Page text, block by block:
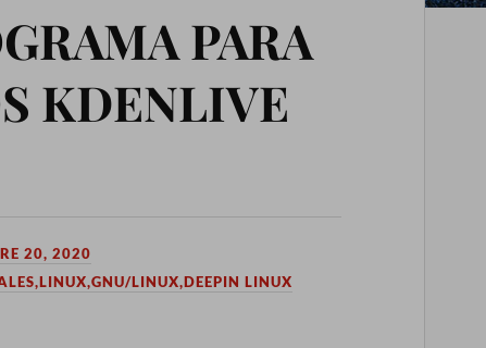
PARA
KDENLIVE
20, 2020
LINUX,DEEPIN LINUX